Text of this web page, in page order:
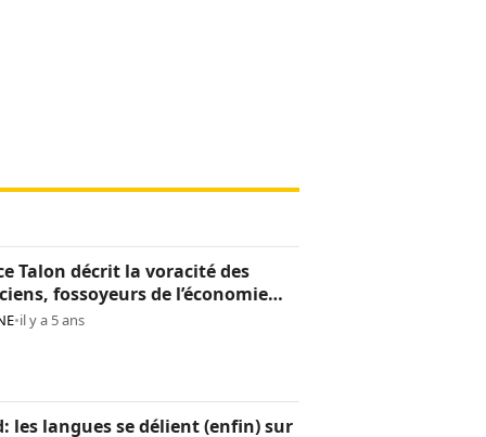
Talon décrit la voracité des
fossoyeurs de l’économie
•il y a 5 ans
les langues se délient (enfin) sur